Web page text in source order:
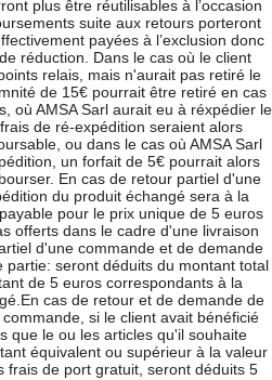
plus être réutilisables à l’occasion
suite aux retours porteront
payées à l’exclusion donc
réduction. Dans le cas où le client
relais, mais n'aurait pas retiré le
de 15€ pourrait être retiré en cas
où AMSA Sarl aurait eu à réxpédier le
de ré-expédition seraient alors
ou dans le cas où AMSA Sarl
un forfait de 5€ pourrait alors
En cas de retour partiel d'une
du produit échangé sera à la
pour le prix unique de 5 euros
offerts dans le cadre d'une livraison
d'une commande et de demande
seront déduits du montant total
de 5 euros correspondants à la
cas de retour et de demande de
si le client avait bénéficié
que le ou les articles qu'il souhaite
équivalent ou supérieur à la valeur
frais de port gratuit, seront déduits 5